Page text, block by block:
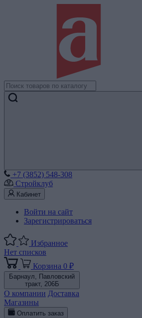
+7 (3852) 548-308
Стройклуб
Кабинет
Войти на сайт
Зарегистрироваться
Избранное
Нет списков
Корзина 0 ₽
Барнаул, Павловский
тракт, 206Б
О компании Доставка
Магазины
Оплатить заказ